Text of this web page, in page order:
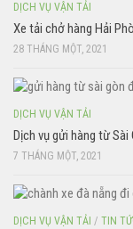
DỊCH VỤ VẬN TẢI
Xe tải chở hàng Hải
28 THÁNG MỘT, 2021
DỊCH VỤ VẬN TẢI
Dịch vụ gửi hàng từ Sài
7 THÁNG MỘT, 2021
DỊCH VỤ VẬN TẢI / TIN